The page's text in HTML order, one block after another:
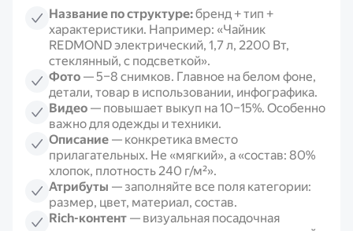
Название по структуре:бренд + тип +
характеристики. Например: «Чайник
REDMOND электрический, 1,7 л, 2200 Вт,
стеклянный, с подсветкой».
Фото — 5–8 снимков. Главное на белом фоне,
детали, товар в использовании, инфографика.
Видео — повышает выкуп на 10–15%. Особенно
важно для одежды и техники.
Описание — конкретика вместо
прилагательных. Не «мягкий», а «состав: 80%
хлопок, плотность 240 г/м²».
Атрибуты — заполняйте все поля категории:
размер, цвет, материал, состав.
Rich-контент — визуальная посадочная